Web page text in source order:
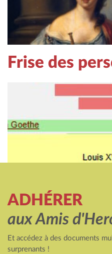
Frise des
ADHÉRER
aux Amis
Et accédez à des documents
surprenants !